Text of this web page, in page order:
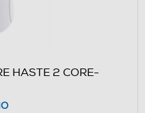
HASTE 2 CORE-